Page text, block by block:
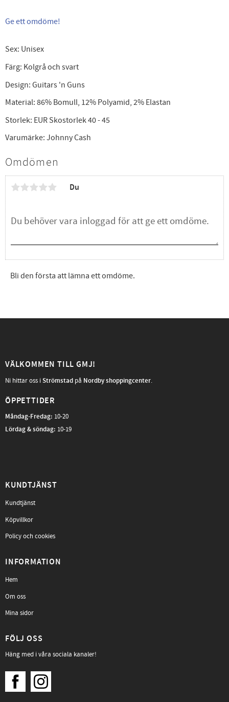
Ge ett omdöme!
Sex: Unisex
Färg: Kolgrå och svart
Design: Guitars 'n Guns
Material: 86% Bomull, 12% Polyamid, 2% Elastan
Storlek: EUR Skostorlek 40 - 45
Varumärke: Johnny Cash
Omdömen
Du
Bli den första att lämna ett omdöme.
VÄLKOMMEN TILL GMJ!
Ni hittar oss iStrömstad på Nordby shoppingcenter.
ÖPPETTIDER
Måndag-Fredag: 10-20
Lördag & söndag: 10-19
KUNDTJÄNST
Kundtjänst
Köpvillkor
Policy och cookies
INFORMATION
Hem
Om oss
Mina sidor
FÖLJ OSS
Häng med i våra sociala kanaler!